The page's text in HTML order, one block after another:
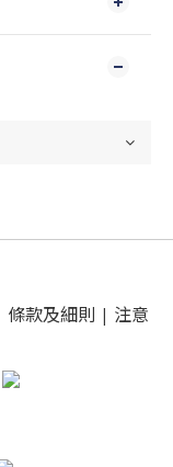
條款及細則 | 注意